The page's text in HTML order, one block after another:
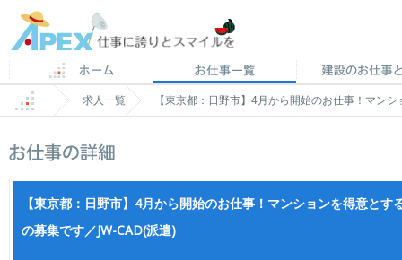
求人一覧 【東京都：日野市】4月から開始のお仕事！マン
【東京都：日野市】4月から開始のお仕事！マンションを得意とす
の募集です／JW-CAD(派遣)